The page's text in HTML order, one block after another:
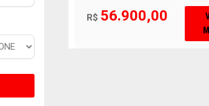
R$ 56.900,00